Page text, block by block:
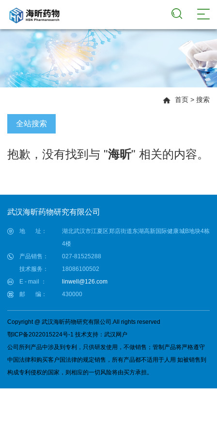
首页 > 搜索
全站搜索
抱歉，没有找到与 "海昕" 相关的内容。
武汉海昕药物研究有限公司
地 址：
湖北武汉市江夏区郑店街道东湖高新国际健康城B地块4栋
4楼
产品销售：
027-81525288
技术服务：
18086100502
E - mail ：
linwell@126.com
邮 编：
430000
Copyright @ 武汉海昕药物研究有限公司.All rights reserved
鄂ICP备2022015224号-1 技术支持： 武汉网户
公司所列产品中涉及到专利，只供研发使用，不做销售；管制产品将严格遵守
中国法律和购买客户国法律的规定销售，所有产品都不适用于人用 如被销售到
构成专利侵权的国家，则相应的一切风险将由买方承担。